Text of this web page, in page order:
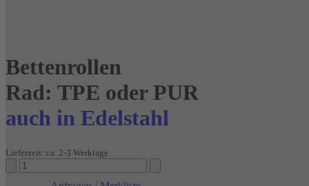
Bettenrollen
Rad: TPE oder PUR
auch in Edelstahl
Lieferzeit: ca. 2-3 Werktage
Bettenrollen
Rad: